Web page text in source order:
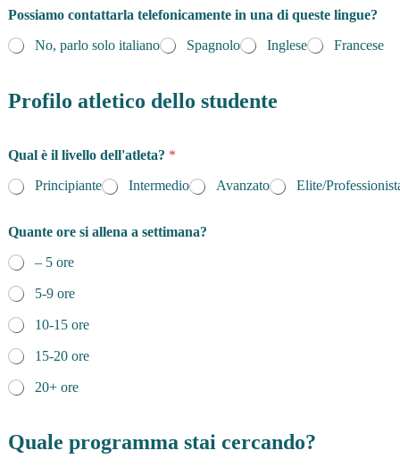
Possiamo contattarla telefonicamente in una di queste lingue?
No, parlo solo italiano
Spagnolo Inglese Francese
Profilo atletico dello studente
Qual è il livello dell'atleta? *
Principiante
Intermedio Avanzato Elite/
Quante ore si allena a settimana?
– 5 ore
5-9 ore
10-15 ore
15-20 ore
20+ ore
o
d
Quale programma stai cercando?